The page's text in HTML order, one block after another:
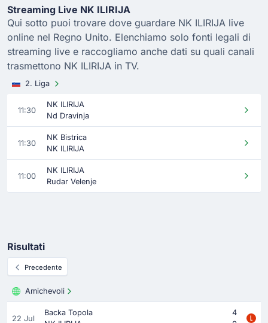
Streaming Live NK ILIRIJA
Qui sotto puoi trovare dove guardare NK ILIRIJA live
online nel Regno Unito. Elenchiamo solo fonti legali di
streaming live e raccogliamo anche dati su quali canali
trasmettono NK ILIRIJA in TV.
2. Liga
11:30
NK ILIRIJA
Nd Dravinja
11:30
NK Bistrica
NK ILIRIJA
11:00
NK ILIRIJA
Rudar Velenje
Risultati
Precedente
Amichevoli
22 Jul
Backa Topola
4